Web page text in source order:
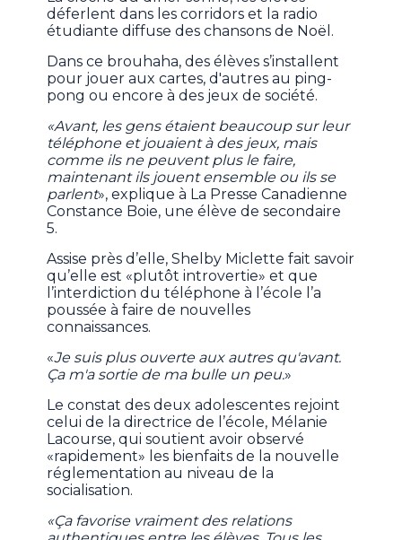
déferlent dans les corridors et la radio
étudiante diffuse des chansons de Noël.
Dans ce brouhaha, des élèves s’installent
pour jouer aux cartes, d'autres au ping-
pong ou encore à des jeux de société.
«Avant, les gens étaient beaucoup sur leur
téléphone et jouaient à des jeux, mais
comme ils ne peuvent plus le faire,
maintenant ils jouent ensemble ou ils se
parlent», explique à La Presse Canadienne
Constance Boie, une élève de secondaire
5.
Assise près d’elle, Shelby Miclette fait savoir
qu’elle est «plutôt introvertie» et que
l’interdiction du téléphone à l’école l’a
poussée à faire de nouvelles
connaissances.
«Je suis plus ouverte aux autres qu'avant.
Ça m'a sortie de ma bulle un peu.»
Le constat des deux adolescentes rejoint
celui de la directrice de l’école, Mélanie
Lacourse, qui soutient avoir observé
«rapidement» les bienfaits de la nouvelle
réglementation au niveau de la
socialisation.
«Ça favorise vraiment des relations